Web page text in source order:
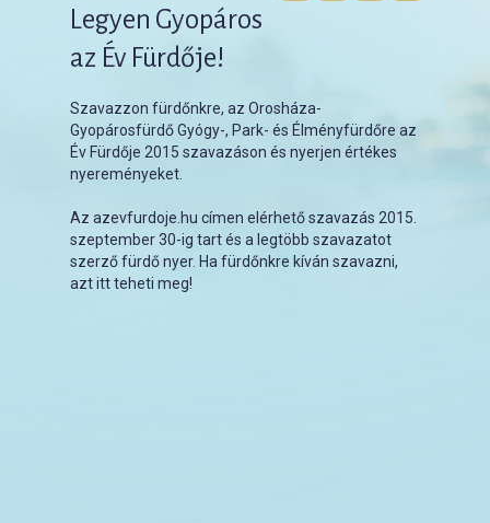
Legyen Gyopáros
az Év Fürdője!
Szavazzon fürdőnkre, az Orosháza-
Gyopárosfürdő Gyógy-, Park- és Élményfürdőre az
Év Fürdője 2015 szavazáson és nyerjen értékes
nyereményeket.
Az azevfurdoje.hu címen elérhető szavazás 2015.
szeptember 30-ig tart és a legtöbb szavazatot
szerző fürdő nyer. Ha fürdőnkre kíván szavazni,
azt itt teheti meg!